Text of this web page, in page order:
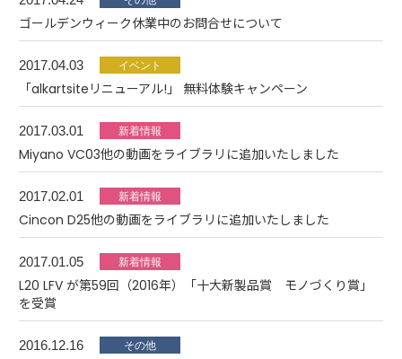
ゴールデンウィーク休業中のお問合せについて
2017.04.03
「alkartsiteリニューアル!」 無料体験キャンペーン
2017.03.01
Miyano VC03他の動画をライブラリに追加いたしました
2017.02.01
Cincon D25他の動画をライブラリに追加いたしました
2017.01.05
L20 LFV が第59回（2016年）「十大新製品賞 モノづくり賞」
を受賞
2016.12.16